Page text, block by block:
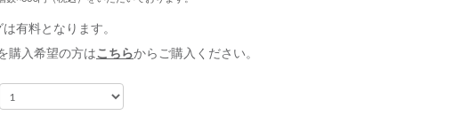
有料となります。
購入希望の方はこちらからご購入ください。